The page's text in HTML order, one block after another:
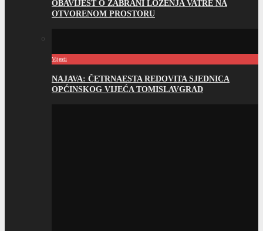
OBAVIJEST O ZABRANI LOŽENJA VATRE NA
OTVORENOM PROSTORU
Vijesti
NAJAVA: ČETRNAESTA REDOVITA SJEDNICA
OPĆINSKOG VIJEĆA TOMISLAVGRAD